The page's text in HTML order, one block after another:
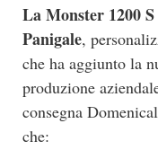
La Monster 1200
Panigale,
che ha aggiunto la
produzione
consegna
che: